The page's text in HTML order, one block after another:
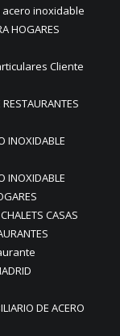
inoxidable
HOGARES
Cliente
INOXIDABLE
INOXIDABLE
CASAS
DE ACERO